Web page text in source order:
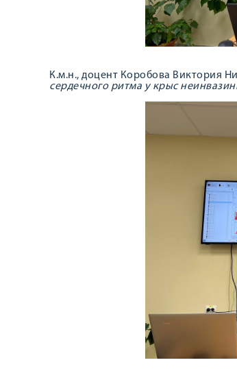
К.м.н., доцент Коробова Виктория
сердечного ритма у крыс